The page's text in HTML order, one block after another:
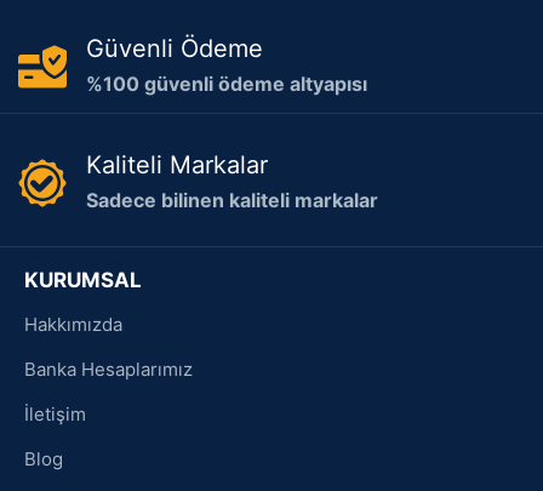
Güvenli Ödeme
%100 güvenli ödeme altyapısı
Kaliteli Markalar
Sadece bilinen kaliteli markalar
KURUMSAL
Hakkımızda
Banka Hesaplarımız
İletişim
Blog